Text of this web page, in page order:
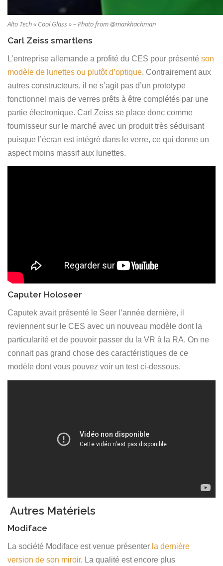
Alto Tech « Cool Glass » – Photo from @markhachman
Carl Zeiss smartlens
L’entreprise allemande a profité du CES pour présenté son
modèle de lunettes ou plutôt d’optique. Contrairement aux
autres constructeurs, il ne s’agit pas d’un prototype
fonctionnel mais de verres prêts à être complétés par une
partie électronique. Carl Zeiss se place donc comme
fournisseur sur le marché avec un produit très séduisant
puisque l’écran est intégré dans le verre, ce qui donne un
aspect moins massif aux lunettes.
Caputer Holoseer
Caputek avait présenté le Seer l’année dernière, il
reviennent sur le CES avec un nouveau modèle dont la
particularité et de pouvoir passer du la VR à la RA. On ne
connait pas grand chose des caractéristiques de ce
modèle dont vous pouvez voir un test ci-dessous.
Autres Matériels
Modiface
La société Modiface est venue présenter la dernière
version de son miroir. La qualité est encore plus